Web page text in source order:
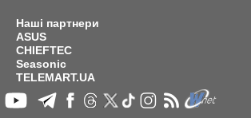
Наші партнери
ASUS
CHIEFTEC
Seasonic
TELEMART.UA